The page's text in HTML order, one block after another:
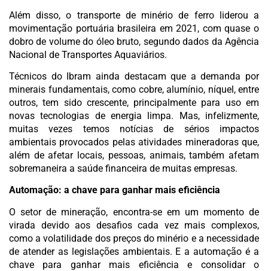
Além disso, o transporte de minério de ferro liderou a
movimentação portuária brasileira em 2021, com quase o
dobro de volume do óleo bruto, segundo dados da Agência
Nacional de Transportes Aquaviários.
Técnicos do Ibram ainda destacam que a demanda por
minerais fundamentais, como cobre, alumínio, níquel, entre
outros, tem sido crescente, principalmente para uso em
novas tecnologias de energia limpa. Mas, infelizmente,
muitas vezes temos notícias de sérios impactos
ambientais provocados pelas atividades mineradoras que,
além de afetar locais, pessoas, animais, também afetam
sobremaneira a saúde financeira de muitas empresas.
Automação: a chave para ganhar mais eficiência
O setor de mineração, encontra-se em um momento de
virada devido aos desafios cada vez mais complexos,
como a volatilidade dos preços do minério e a necessidade
de atender as legislações ambientais. E a automação é a
chave para ganhar mais eficiência e consolidar o